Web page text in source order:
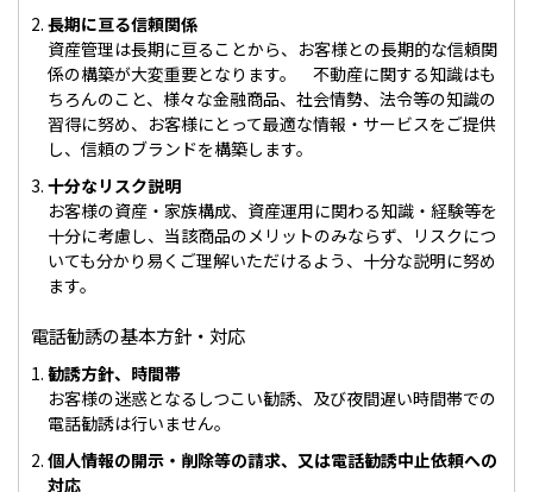
長期に亘る信頼関係
資産管理は長期に亘ることから、お客様との長期的な信頼関
係の構築が大変重要となります。 不動産に関する知識はも
ちろんのこと、様々な金融商品、社会情勢、法令等の知識の
習得に努め、お客様にとって最適な情報・サービスをご提供
し、信頼のブランドを構築します。
十分なリスク説明
お客様の資産・家族構成、資産運用に関わる知識・経験等を
十分に考慮し、当該商品のメリットのみならず、リスクにつ
いても分かり易くご理解いただけるよう、十分な説明に努め
ます。
電話勧誘の基本方針・対応
勧誘方針、時間帯
お客様の迷惑となるしつこい勧誘、及び夜間遅い時間帯での
電話勧誘は行いません。
個人情報の開示・削除等の請求、又は電話勧誘中止依頼への
対応